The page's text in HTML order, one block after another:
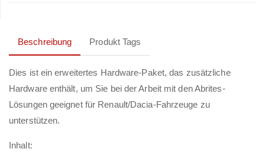
Beschreibung Produkt Tags
Dies ist ein erweitertes Hardware-Paket, das zusätzliche
Hardware enthält, um Sie bei der Arbeit mit den Abrites-
Lösungen geeignet für Renault/Dacia-Fahrzeuge zu
unterstützen.
Inhalt: